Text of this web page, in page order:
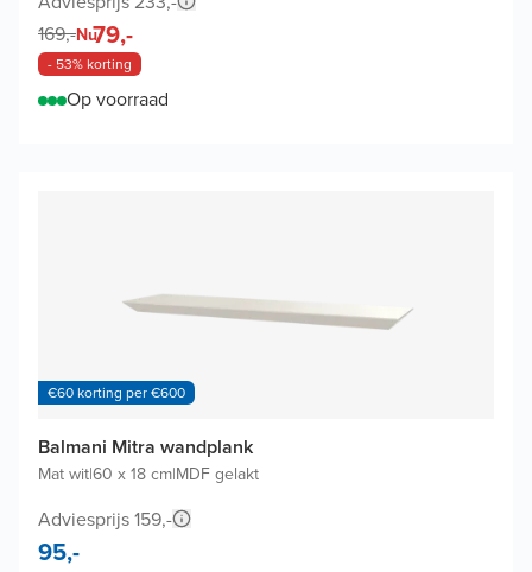
169,-Nu79,-
- 53% korting
Op voorraad
€60 korting per €600
Balmani Mitra wandplank
Mat wit|60 x 18 cm|MDF gelakt
Adviesprijs 159,-
95,-